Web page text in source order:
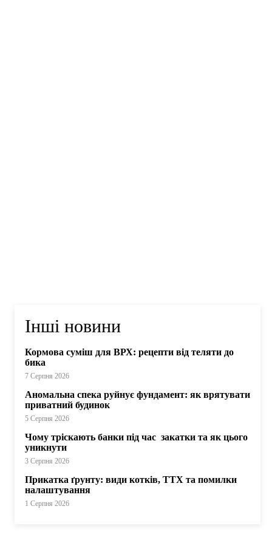
Інші новини
Кормова суміш для ВРХ: рецепти від теляти до
бика
7 Серпня 2026
Аномальна спека руйнує фундамент: як врятувати
приватний будинок
5 Серпня 2026
Чому тріскають банки під час закатки та як цього
уникнути
3 Серпня 2026
Прикатка ґрунту: види котків, ТТХ та помилки
налаштування
1 Серпня 2026